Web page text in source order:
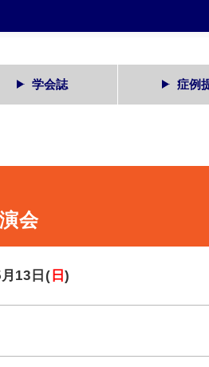
学会誌 症例
会
13日( 日)